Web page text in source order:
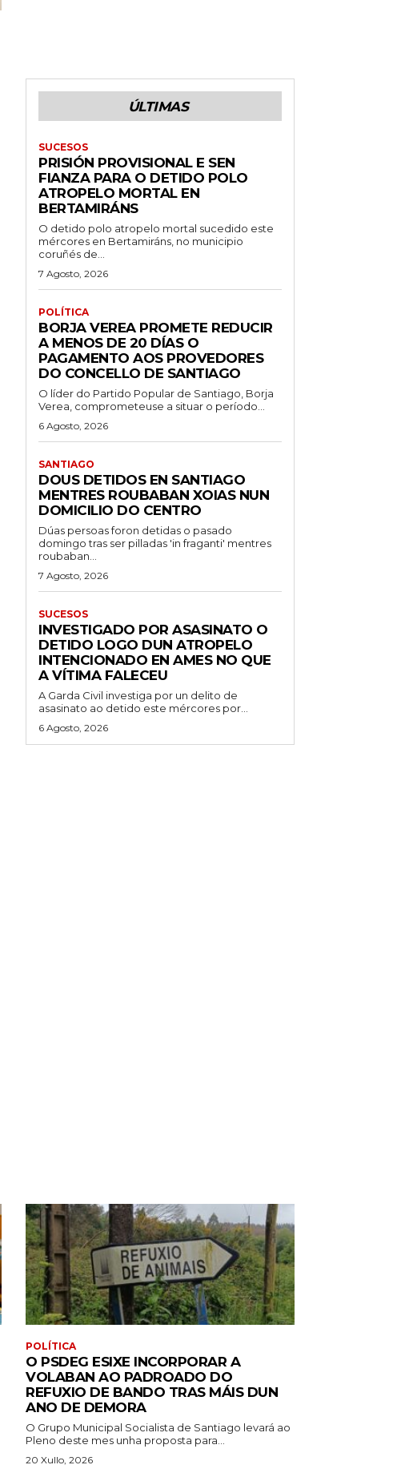
ÚLTIMAS
SUCESOS
PRISIÓN PROVISIONAL E SEN
FIANZA PARA O DETIDO POLO
ATROPELO MORTAL EN
BERTAMIRÁNS
O detido polo atropelo mortal sucedido este
mércores en Bertamiráns, no municipio
coruñés de...
7 Agosto, 2026
POLÍTICA
BORJA VEREA PROMETE REDUCIR
A MENOS DE 20 DÍAS O
PAGAMENTO AOS PROVEDORES
DO CONCELLO DE SANTIAGO
O líder do Partido Popular de Santiago, Borja
Verea, comprometeuse a situar o período...
6 Agosto, 2026
SANTIAGO
DOUS DETIDOS EN SANTIAGO
MENTRES ROUBABAN XOIAS NUN
DOMICILIO DO CENTRO
Dúas persoas foron detidas o pasado
domingo tras ser pilladas 'in fraganti' mentres
roubaban...
7 Agosto, 2026
SUCESOS
INVESTIGADO POR ASASINATO O
DETIDO LOGO DUN ATROPELO
INTENCIONADO EN AMES NO QUE
A VÍTIMA FALECEU
A Garda Civil investiga por un delito de
asasinato ao detido este mércores por...
6 Agosto, 2026
POLÍTICA
O PSDEG ESIXE INCORPORAR A
VOLABAN AO PADROADO DO
REFUXIO DE BANDO TRAS MÁIS DUN
ANO DE DEMORA
O Grupo Municipal Socialista de Santiago levará ao
Pleno deste mes unha proposta para...
20 Xullo, 2026